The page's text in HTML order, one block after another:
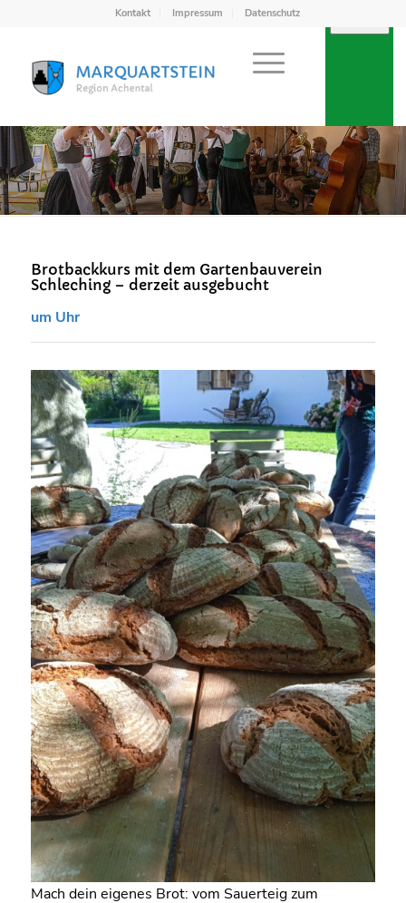
Kontakt Impressum Datenschutz
Brotbackkurs mit dem Gartenbauverein
Schleching – derzeit ausgebucht
um Uhr
Mach dein eigenes Brot: vom Sauerteig zum